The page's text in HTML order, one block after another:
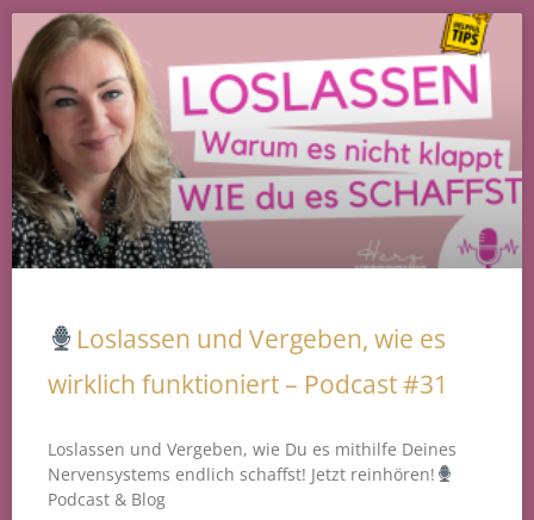
Loslassen und Vergeben, wie es
wirklich funktioniert – Podcast #31
Loslassen und Vergeben, wie Du es mithilfe Deines
Nervensystems endlich schaffst! Jetzt reinhören!
Podcast & Blog